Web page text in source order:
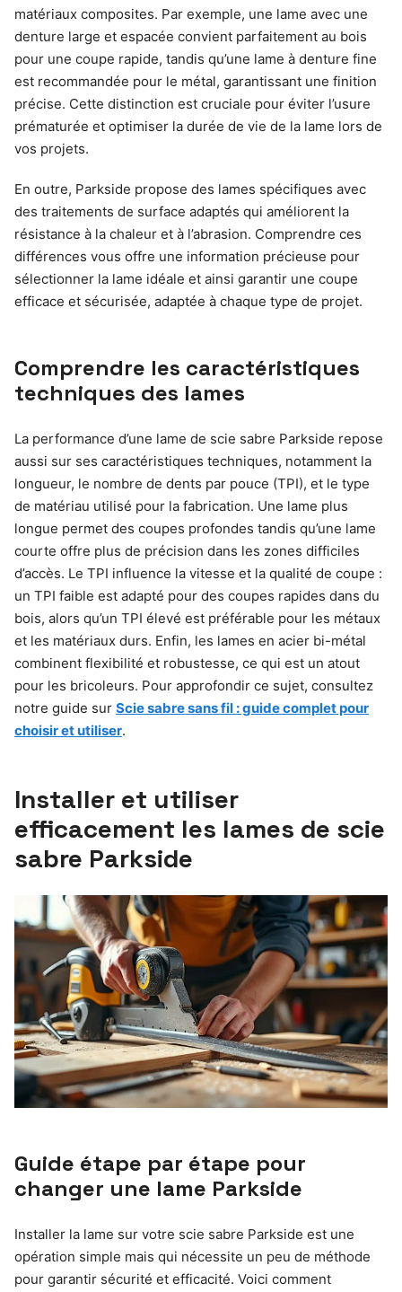
matériaux composites. Par exemple, une lame avec une
denture large et espacée convient parfaitement au bois
pour une coupe rapide, tandis qu’une lame à denture fine
est recommandée pour le métal, garantissant une finition
précise. Cette distinction est cruciale pour éviter l’usure
prématurée et optimiser la durée de vie de la lame lors de
vos projets.
En outre, Parkside propose des lames spécifiques avec
des traitements de surface adaptés qui améliorent la
résistance à la chaleur et à l’abrasion. Comprendre ces
différences vous offre une information précieuse pour
sélectionner la lame idéale et ainsi garantir une coupe
efficace et sécurisée, adaptée à chaque type de projet.
Comprendre les caractéristiques
techniques des lames
La performance d’une lame de scie sabre Parkside repose
aussi sur ses caractéristiques techniques, notamment la
longueur, le nombre de dents par pouce (TPI), et le type
de matériau utilisé pour la fabrication. Une lame plus
longue permet des coupes profondes tandis qu’une lame
courte offre plus de précision dans les zones difficiles
d’accès. Le TPI influence la vitesse et la qualité de coupe :
un TPI faible est adapté pour des coupes rapides dans du
bois, alors qu’un TPI élevé est préférable pour les métaux
et les matériaux durs. Enfin, les lames en acier bi-métal
combinent flexibilité et robustesse, ce qui est un atout
pour les bricoleurs. Pour approfondir ce sujet, consultez
notre guide sur Scie sabre sans fil : guide complet pour
choisir et utiliser.
Installer et utiliser
efficacement les lames de scie
sabre Parkside
Guide étape par étape pour
changer une lame Parkside
Installer la lame sur votre scie sabre Parkside est une
opération simple mais qui nécessite un peu de méthode
pour garantir sécurité et efficacité. Voici comment